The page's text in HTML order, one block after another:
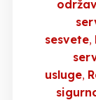
sesvete
usluge